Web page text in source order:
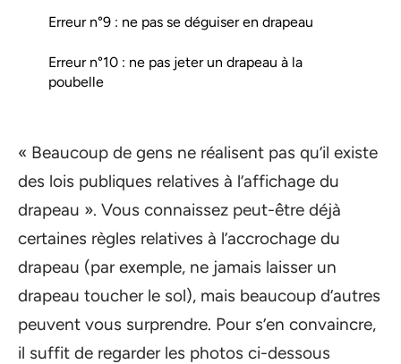
Erreur n°9 : ne pas se déguiser en drapeau
Erreur n°10 : ne pas jeter un drapeau à la
poubelle
« Beaucoup de gens ne réalisent pas qu’il existe
des lois publiques relatives à l’affichage du
drapeau ». Vous connaissez peut-être déjà
certaines règles relatives à l’accrochage du
drapeau (par exemple, ne jamais laisser un
drapeau toucher le sol), mais beaucoup d’autres
peuvent vous surprendre. Pour s’en convaincre,
il suffit de regarder les photos ci-dessous